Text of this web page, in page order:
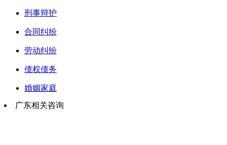
刑事辩护
合同纠纷
劳动纠纷
债权债务
婚姻家庭
广东相关咨询